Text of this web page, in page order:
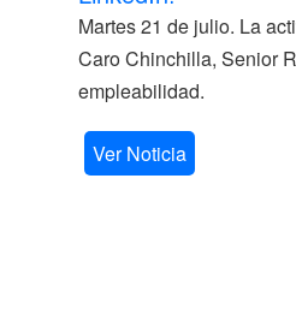
Martes 21 de julio. La
Caro Chinchilla, Senior
empleabilidad.
Ver Noticia